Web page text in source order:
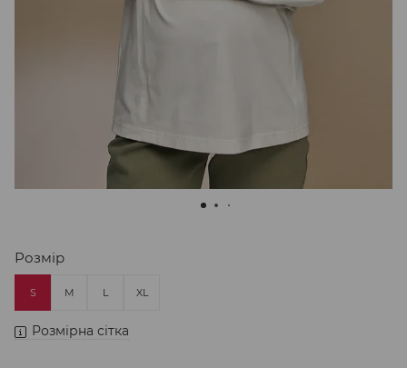
Розмір
S M L XL
Розмірна сітка